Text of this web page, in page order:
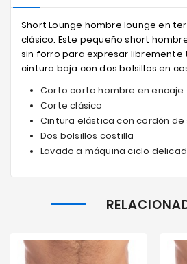
Short Lounge hombre lounge en
clásico. Este pequeño short
sin forro para expresar libremente
cintura baja con dos bolsillos en
Corto corto hombre en encaje
Corte clásico
Cintura elástica con cordón de
Dos bolsillos costilla
Lavado a máquina ciclo